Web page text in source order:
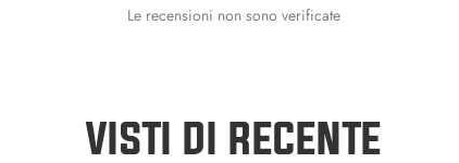
Le recensioni non sono verificate
VISTI DI RECENTE